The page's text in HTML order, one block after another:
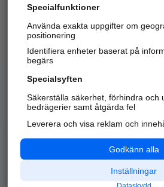
Kom igång
Alla kategorier
API & Kartor
Specialfunktioner
Använda exakta uppgifter om
positionering
Identifiera enheter baserat på
begärs
Specialsyften
Säkerställa säkerhet, förhindra och
bedrägerier samt åtgärda fel
Leverera och visa reklam och
Godkänn alla
Inställningar
Dataskydd